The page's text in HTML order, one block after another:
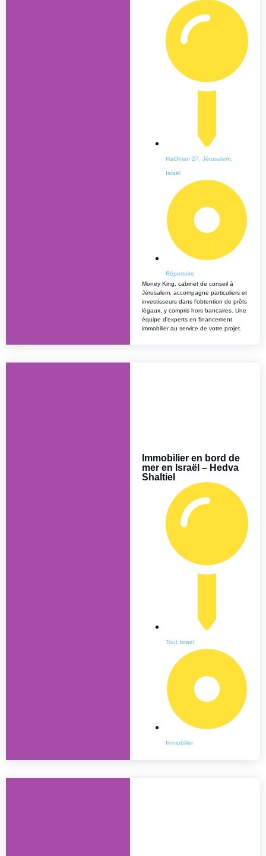
HaOman 27, Jérusalem,
Israël
Répertoire
Money King, cabinet de conseil à
Jérusalem, accompagne particuliers et
investisseurs dans l’obtention de prêts
légaux, y compris hors bancaires. Une
équipe d’experts en financement
immobilier au service de votre projet.
Immobilier en bord de
mer en Israël – Hedva
Shaltiel
Tout Israel
Immobilier